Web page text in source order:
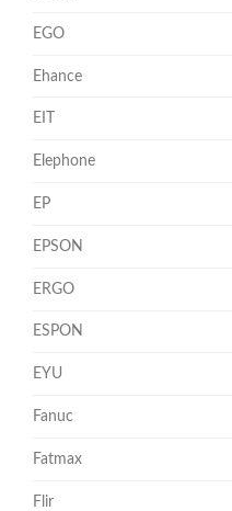
EGO
Ehance
EIT
Elephone
EP
EPSON
ERGO
ESPON
EYU
Fanuc
Fatmax
Flir